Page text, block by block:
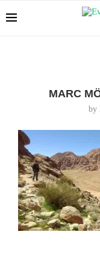
MARC
by